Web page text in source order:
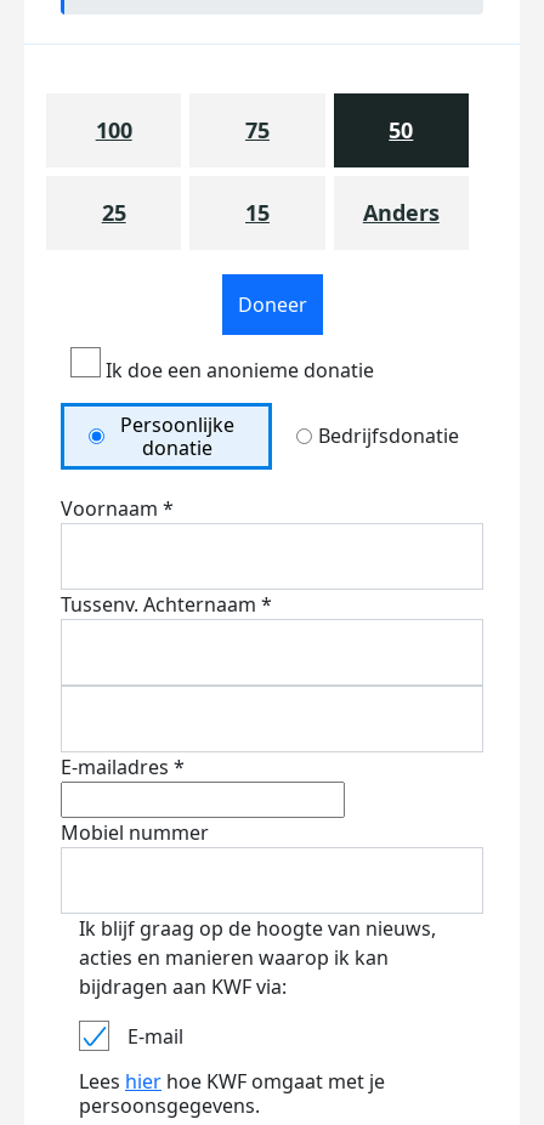
100 75 50
25 15 Anders
Doneer
Ik doe een anonieme donatie
Persoonlijke
donatie
Bedrijfsdonatie
Voornaam *
Tussenv. Achternaam *
E-mailadres *
Mobiel nummer
Ik blijf graag op de hoogte van nieuws,
acties en manieren waarop ik kan
bijdragen aan KWF via:
E-mail
Lees hier hoe KWF omgaat met je
persoonsgegevens.